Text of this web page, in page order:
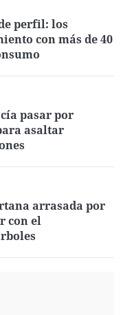
perfil: los
con más de 40
pasar por
asaltar
arrasada por
con el